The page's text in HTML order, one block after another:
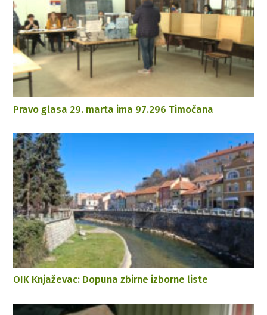
Pravo glasa 29. marta ima 97.296 Timočana
OIK Knjaževac: Dopuna zbirne izborne liste